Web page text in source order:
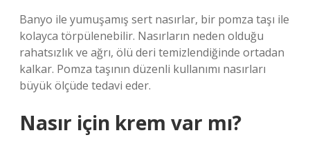
Banyo ile yumuşamış sert nasırlar, bir pomza taşı ile
kolayca törpülenebilir. Nasırların neden olduğu
rahatsızlık ve ağrı, ölü deri temizlendiğinde ortadan
kalkar. Pomza taşının düzenli kullanımı nasırları
büyük ölçüde tedavi eder.
Nasır için krem var mı?